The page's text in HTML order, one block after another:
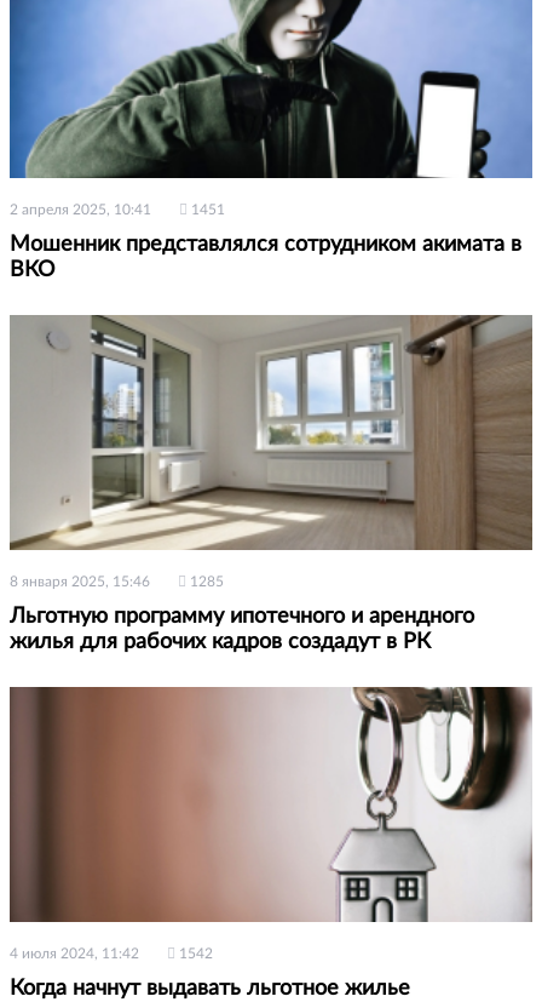
2 апреля 2025, 10:41 1451
Мошенник представлялся сотрудником акимата в
ВКО
8 января 2025, 15:46 1285
Льготную программу ипотечного и арендного
жилья для рабочих кадров создадут в РК
4 июля 2024, 11:42 1542
Когда начнут выдавать льготное жилье